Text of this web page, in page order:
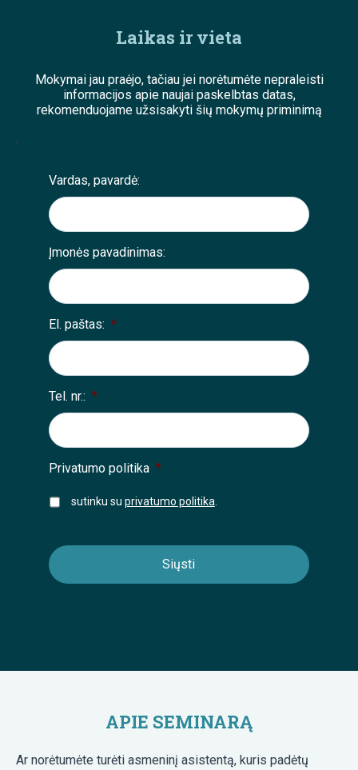
Laikas ir vieta
Mokymai jau praėjo, tačiau jei norėtumėte nepraleisti
informacijos apie naujai paskelbtas datas,
rekomenduojame užsisakyti šių mokymų priminimą
;
Vardas, pavardė:
Įmonės pavadinimas:
El. paštas: *
Tel. nr.: *
Privatumo politika *
sutinku su privatumo politika
APIE SEMINARĄ
Ar norėtumėte turėti asmeninį asistentą, kuris padėtų